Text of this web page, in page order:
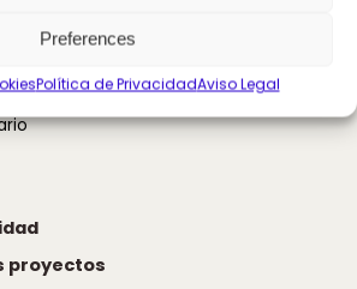
Preferences
Política de PrivacidadAviso Legal
proyectos